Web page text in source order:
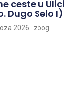
ceste u Ulici
Dugo Selo I)
2026. zbog